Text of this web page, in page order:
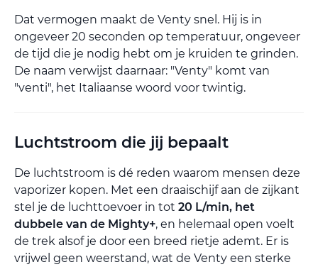
Dat vermogen maakt de Venty snel. Hij is in
ongeveer 20 seconden op temperatuur, ongeveer
de tijd die je nodig hebt om je kruiden te grinden.
De naam verwijst daarnaar: "Venty" komt van
"venti", het Italiaanse woord voor twintig.
Luchtstroom die jij bepaalt
De luchtstroom is dé reden waarom mensen deze
vaporizer kopen. Met een draaischijf aan de zijkant
stel je de luchttoevoer in tot 20 L/min, het
dubbele van de Mighty+, en helemaal open voelt
de trek alsof je door een breed rietje ademt. Er is
vrijwel geen weerstand, wat de Venty een sterke